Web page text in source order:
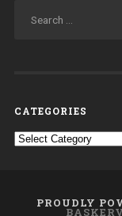
CATEGORIES
Categories
PROUDLY